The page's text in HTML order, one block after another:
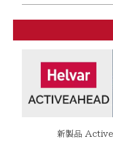
新製品